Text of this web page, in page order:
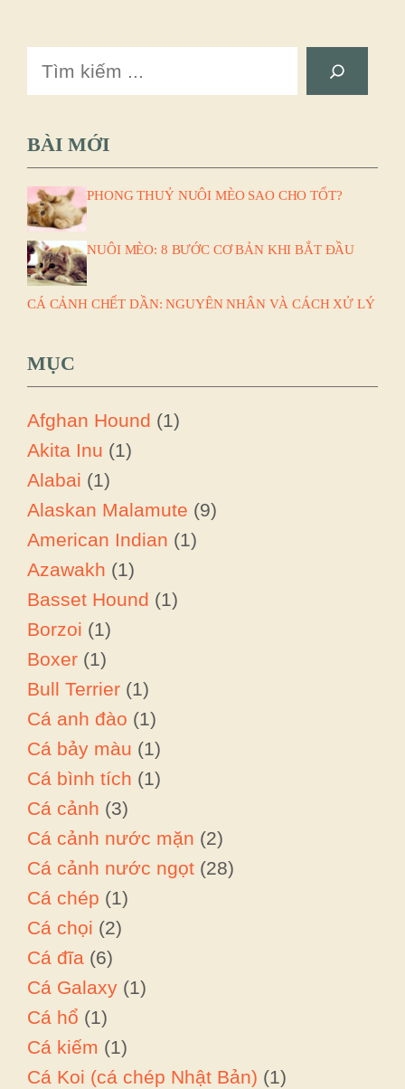
Search
BÀI MỚI
PHONG THUỶ NUÔI MÈO SAO CHO TỐT?
NUÔI MÈO: 8 BƯỚC CƠ BẢN KHI BẮT ĐẦU
CÁ CẢNH CHẾT DẦN: NGUYÊN NHÂN VÀ CÁCH XỬ LÝ
MỤC
Afghan Hound (1)
Akita Inu (1)
Alabai (1)
Alaskan Malamute (9)
American Indian (1)
Azawakh (1)
Basset Hound (1)
Borzoi (1)
Boxer (1)
Bull Terrier (1)
Cá anh đào (1)
Cá bảy màu (1)
Cá bình tích (1)
Cá cảnh (3)
Cá cảnh nước mặn (2)
Cá cảnh nước ngọt (28)
Cá chép (1)
Cá chọi (2)
Cá đĩa (6)
Cá Galaxy (1)
Cá hổ (1)
Cá kiếm (1)
Cá Koi (cá chép Nhật Bản) (1)